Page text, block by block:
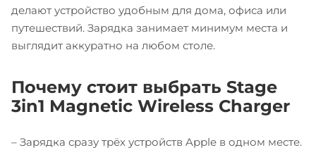
делают устройство удобным для дома, офиса или
путешествий. Зарядка занимает минимум места и
выглядит аккуратно на любом столе.
Почему стоит выбрать Stage
3in1 Magnetic Wireless Charger
– Зарядка сразу трёх устройств Apple в одном месте.